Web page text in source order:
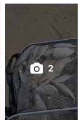
,
сорога ,
(4 кормушки
до конца не
2